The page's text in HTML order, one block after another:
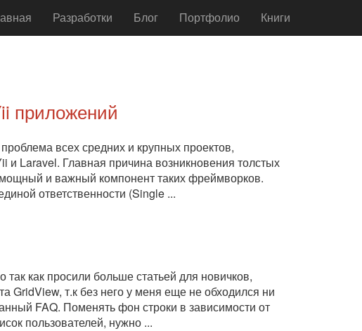
Разработки Блог Портфолио Книги
приложений
всех средних и крупных проектов,
и Laravel. Главная причина возникновения толстых
и важный компонент таких фреймворков.
ответственности (Single ...
как просили больше статьей для новичков,
GridView, т.к без него у меня еще не обходился ни
FAQ. Поменять фон строки в зависимости от
пользователей, нужно ...